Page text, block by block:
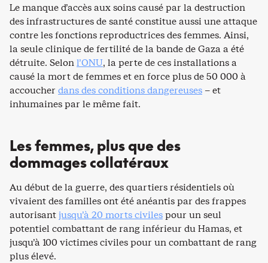
Le manque d’accès aux soins causé par la destruction
des infrastructures de santé constitue aussi une attaque
contre les fonctions reproductrices des femmes. Ainsi,
la seule clinique de fertilité de la bande de Gaza a été
détruite. Selonl’ONU, la perte de ces installations a
causé la mort de femmes et en force plus de 50 000 à
accoucher dans des conditions dangereuses – et
inhumaines par le même fait.
Les femmes, plus que des
dommages collatéraux
Au début de la guerre, des quartiers résidentiels où
vivaient des familles ont été anéantis par des frappes
autorisantjusqu’à 20 morts civilespour un seul
potentiel combattant de rang inférieur du Hamas, et
jusqu’à 100 victimes civiles pour un combattant de rang
plus élevé.